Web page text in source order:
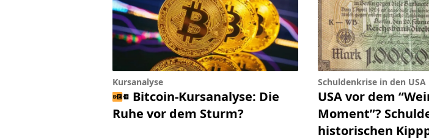
Kursanalyse
Bitcoin-Kursanalyse: Die
Ruhe vor dem Sturm?
Schuldenkrise in den USA
USA vor dem
Moment”?
historischen